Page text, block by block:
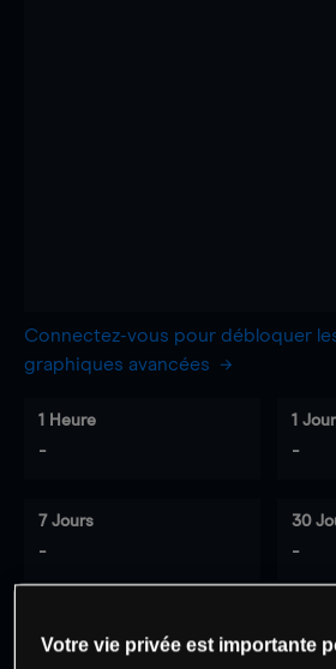
Connectez-vous pour débloquer
graphiques avancées
1 Heure
-
1 Jour
-
7 Jours
-
30
-
0% des clients ont une
Votre vie privée est importante